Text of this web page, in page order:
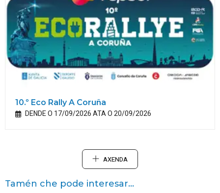
10.º Eco Rally A Coruña
DENDE O 17/09/2026 ATA O 20/09/2026
AXENDA
Tamén che pode interesar...